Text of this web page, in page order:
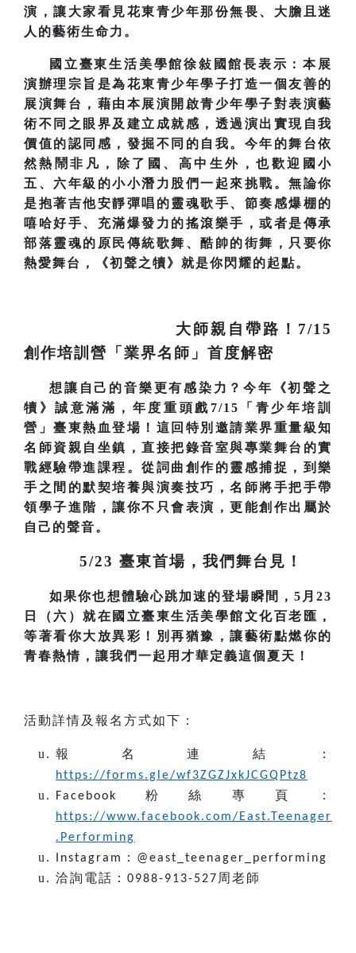
演，讓大家看見花東青少年那份無畏、大膽且迷
人的藝術生命力。
國立臺東生活美學館徐敍國館長表示：本展
演辦理宗旨是為花東青少年學子打造一個友善的
展演舞台，藉由本展演開啟青少年學子對表演藝
術不同之眼界及建立成就感，透過演出實現自我
價值的認同感，發掘不同的自我。今年的舞台依
然熱鬧非凡，除了國、高中生外，也歡迎國小
五、六年級的小小潛力股們一起來挑戰。無論你
是抱著吉他安靜彈唱的靈魂歌手、節奏感爆棚的
嘻哈好手、充滿爆發力的搖滾樂手，或者是傳承
部落靈魂的原民傳統歌舞、酷帥的街舞，只要你
熱愛舞台，《初聲之犢》就是你閃耀的起點。
大師親自帶路！7/15
創作培訓營「業界名師」首度解密
想讓自己的音樂更有感染力？今年《初聲之
犢》誠意滿滿，年度重頭戲7/15「青少年培訓
營」臺東熱血登場！這回特別邀請業界重量級知
名師資親自坐鎮，直接把錄音室與專業舞台的實
戰經驗帶進課程。從詞曲創作的靈感捕捉，到樂
手之間的默契培養與演奏技巧，名師將手把手帶
領學子進階，讓你不只會表演，更能創作出屬於
自己的聲音。
5/23 臺東首場，我們舞台見！
如果你也想體驗心跳加速的登場瞬間，5月23
日（六）就在國立臺東生活美學館文化百老匯，
等著看你大放異彩！別再猶豫，讓藝術點燃你的
青春熱情，讓我們一起用才華定義這個夏天！
活動詳情及報名方式如下：
報名連結：
https://forms.gle/wf3ZGZJxkJCGQPtz8
Facebook
粉絲專頁：
https://www.facebook.com/East.Teenager
.Performing
Instagram
： @east_teenager_performing
洽詢電話： 0988-913-527 周老師